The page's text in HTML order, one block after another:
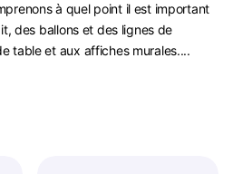
à quel point il est important
des ballons et des lignes de
table et aux affiches murales....